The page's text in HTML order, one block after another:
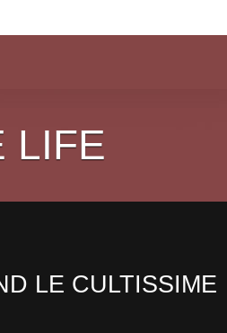
LIFE
LE CULTISSIME